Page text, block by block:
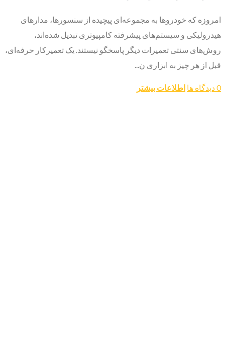
امروزه که خودروها به مجموعه‌ای پیچیده از سنسورها، مدارهای
هیدرولیکی و سیستم‌های پیشرفته کامپیوتری تبدیل شده‌اند،
روش‌های سنتی تعمیرات دیگر پاسخگو نیستند. یک تعمیرکار حرفه‌ای،
قبل از هر چیز به ابزاری ن...
0 دیدگاه ها اطلاعات بیشتر